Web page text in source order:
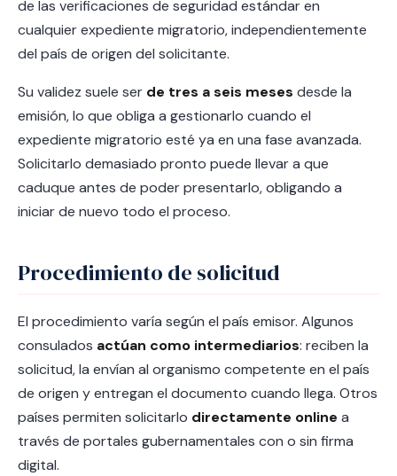
de las verificaciones de seguridad estándar en
cualquier expediente migratorio, independientemente
del país de origen del solicitante.
Su validez suele ser de tres a seis meses desde la
emisión, lo que obliga a gestionarlo cuando el
expediente migratorio esté ya en una fase avanzada.
Solicitarlo demasiado pronto puede llevar a que
caduque antes de poder presentarlo, obligando a
iniciar de nuevo todo el proceso.
Procedimiento de solicitud
El procedimiento varía según el país emisor. Algunos
consulados actúan como intermediarios: reciben la
solicitud, la envían al organismo competente en el país
de origen y entregan el documento cuando llega. Otros
países permiten solicitarlo directamente online a
través de portales gubernamentales con o sin firma
digital.